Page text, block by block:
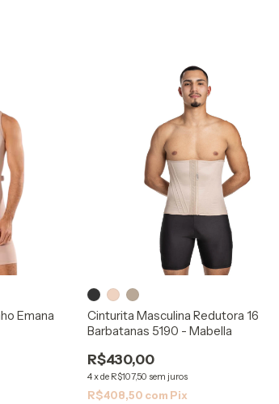
Emana
Cinturita Masculina Redutora 16
Barbatanas 5190 - Mabella
R$430,00
4xde R$107,50 sem juros
R$408,50 com Pix